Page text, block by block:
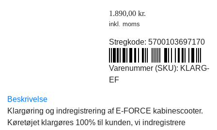
1.890,00 kr.
inkl. moms
Stregkode: 5700103697170
Varenummer (SKU): KLARG-
EF
Beskrivelse
Klargøring og indregistrering af E-FORCE kabinescooter.
Køretøjet klargøres 100% til kunden, vi indregistrere